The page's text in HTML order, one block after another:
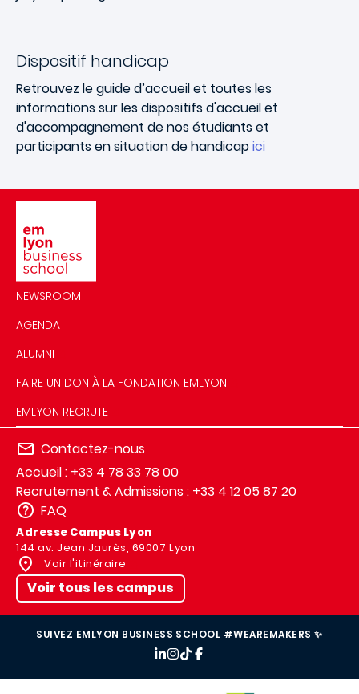
Dispositif handicap
Retrouvez le guide d’accueil et toutes les
informations sur les dispositifs d'accueil et
d'accompagnement de nos étudiants et
participants en situation de handicapici
NEWSROOM
AGENDA
ALUMNI
FAIRE UN DON À LA FONDATION EMLYON
EMLYON RECRUTE
Contactez-nous
Accueil : +33 4 78 33 78 00
Recrutement & Admissions : +33 4 12 05 87 20
FAQ
Adresse Campus Lyon
144 av. Jean Jaurès, 69007 Lyon
Voir l'itinéraire
Voir tous les campus
SUIVEZ EMLYON BUSINESS SCHOOL #WEAREMAKERS ✨